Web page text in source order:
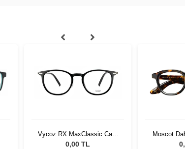
Vycoz RX MaxClassic Cara
SBLK 51-20 57429
0,00 TL
Moscot